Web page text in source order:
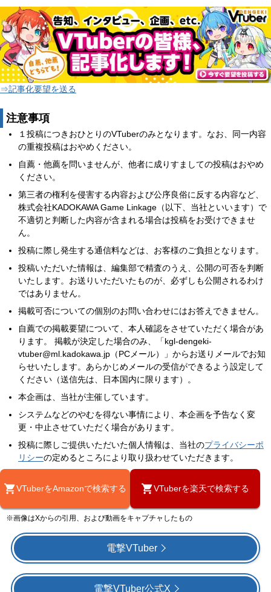
⇒記事化要望を送る
注意事項
１投稿につきおひとりのVTuberのみとなります。なお、同一内容
の重複投稿はおやめください。
自薦・他薦を問いませんが、他者に成りすましての投稿はおやめ
ください。
第三者の権利を侵害する内容および公序良俗に反する内容など、
株式会社KADOKAWA Game Linkage（以下、当社といいます）で
不適切と判断した内容が含まれる場合は投稿をお受けできませ
ん。
投稿に際し発生する通信料などは、お客様のご負担となります。
投稿いただいた情報は、編集部で精査のうえ、公開の可否を判断
いたします。お送りいただいたものが、必ずしも公開されるわけ
ではありません。
掲載可否についての個別のお問い合わせにはお答えできません。
自薦での掲載要望について、本人確認をさせていただく場合があ
ります。 掲載が決定した場合のみ、「kgl-dengeki-
vtuber@ml.kadokawa.jp（PCメール）」からお送りメールでお知
らせいたします。あらかじめメールの受信ができるよう設定して
ください（送信先は、日本国内に限ります）。
本企画は、当社が主催しています。
システムなどのやむを得ない事情により、本企画を予告なく変
更・中止させていただく場合があります。
投稿に際しご提供いただいた個人情報は、当社のプライバシーポ
リシーの定めるところにより取り扱わせていただきます。
VTuberをAmazonで検索する VTuberを楽天で検索する
※画像はXからの引用、および動画をキャプチャしたもの
電撃VTuber
電撃VTuber公式X